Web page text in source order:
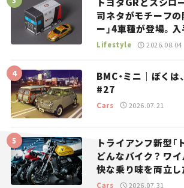
司ネタがモチーフの
ー」4車種が登場。入
マとホビー】
Lifestyle 2026.08.04
BMC・ミニ｜ぼくは
#27
Cars 2026.07.21
トライアンフ新型「
どんなバイク？ ワ
快な乗り味を両立
トラッカー【試乗レビ
Cars 2026.07.31